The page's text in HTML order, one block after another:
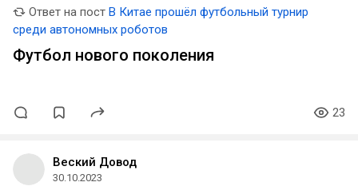
Ответ на пост В Китае прошёл футбольный турнир
среди автономных роботов
Футбол нового поколения
23
Веский Довод
30.10.2023